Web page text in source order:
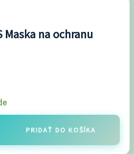
Maska na ochranu
PRIDAŤ DO KOŠÍKA